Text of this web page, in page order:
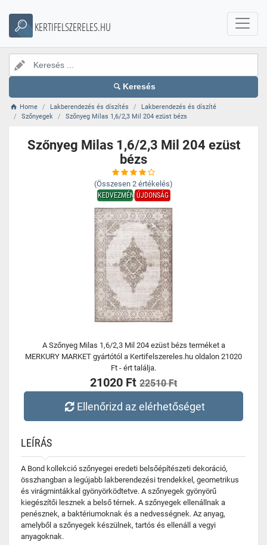
KERTIFELSZERELES.HU
Keresés
Home Lakberendezés és díszítés
Lakberendezés és díszíté
Szőnyegek
Szőnyeg Milas 1,6/2,3 Mil 204 ezüst bézs
Szőnyeg Milas 1,6/2,3 Mil 204 ezüst
bézs
(Összesen 2 értékelés)
KEDVEZMÉNYÚJDONSÁG
A Szőnyeg Milas 1,6/2,3 Mil 204 ezüst bézs terméket a
MERKURY MARKET gyártótól a Kertifelszereles.hu oldalon 21020
Ft - ért találja.
21020 Ft 22510 Ft
Ellenőrizd az elérhetőséget
LEÍRÁS
A Bond kollekció szőnyegei eredeti belsőépítészeti dekoráció,
összhangban a legújabb lakberendezési trendekkel, geometrikus
és virágmintákkal gyönyörködtetve. A szőnyegek gyönyörű
kiegészítői lesznek a belső térnek. A szőnyegek ellenállnak a
penésznek, a baktériumoknak és a nedvességnek. Az anyag,
amelyből a szőnyegek készülnek, tartós és ellenáll a vegyi
anyagoknak.